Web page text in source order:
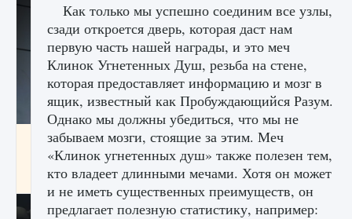
Все новые функции в режиме карьеры EA
FC 25
9 августа 2024 2 096 0 2
Как только мы успешно соединим все узлы,
сзади откроется дверь, которая даст нам
первую часть нашей награды, и это меч
Клинок Угнетенных Душ, резьба на стене,
которая предоставляет информацию и мозг в
ящик, известный как Пробуждающийся Разум.
Однако мы должны убедиться, что мы не
забываем мозги, стоящие за этим. Меч
«Клинок угнетенных душ» также полезен тем,
кто владеет длинными мечами. Хотя он может
и не иметь существенных преимуществ, он
предлагает полезную статистику, например: